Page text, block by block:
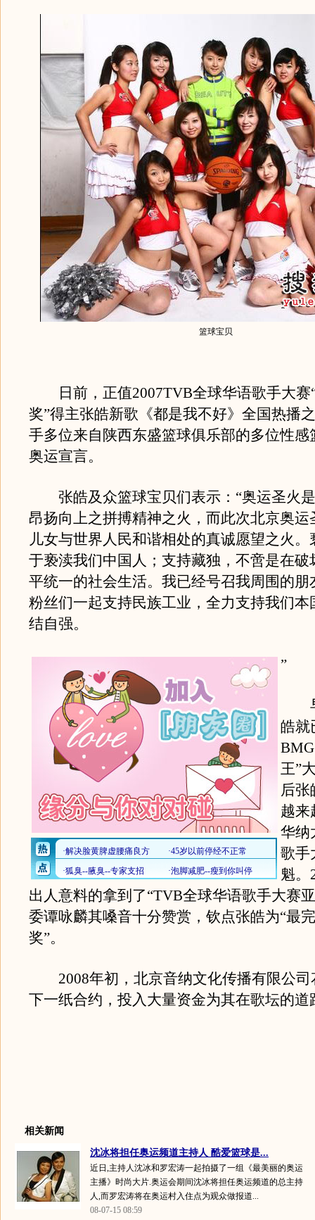
篮球宝贝
日前，正值2007TVB全球华语歌手大赛
奖”得主张皓新歌《都是我不好》全国热播
手多位来自陕西东盛篮球俱乐部的多位性感
奥运宣言。
张皓及众篮球宝贝们表示：“奥运圣火
昂扬向上之拼搏精神之火，而此次北京奥运
儿女与世界人民和谐相处的真诚愿望之火。
于亵渎我们中国人；支持藏独，不啻是在破
平统一的社会生活。我已经号召我周围的朋
粉丝们一起支持民族工业，全力支持我们本
结自强。
”
早
皓就
王”
后张
越来
华纳
歌手
魁。
出人意料的拿到了“TVB全球华语歌手大赛
委谭咏麟其嗓音十分赞赏，钦点张皓为“最
奖”。
2008年初，北京音纳文化传播有限公司
下一纸合约，投入大量资金为其在歌坛的道
相关新闻
沈冰将担任奥运频道主持人 酷爱篮球是...
近日,主持人沈冰和罗宏涛一起拍摄了一组《最美丽的奥运
主播》时尚大片.奥运会期间沈冰将担任奥运频道的总主持
人,而罗宏涛将在奥运村入住点为观众做报道...
08-07-15 08:59